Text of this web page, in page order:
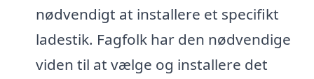
nødvendigt at installere et specifikt
ladestik. Fagfolk har den nødvendige
viden til at vælge og installere det